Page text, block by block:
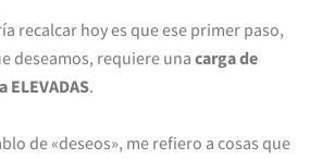
recalcar hoy es que ese primer paso,
deseamos, requiere una carga de
.
de «deseos», me refiero a cosas que